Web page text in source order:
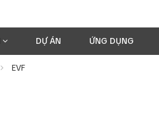
DỰ ÁN ỨNG DỤNG
EVF